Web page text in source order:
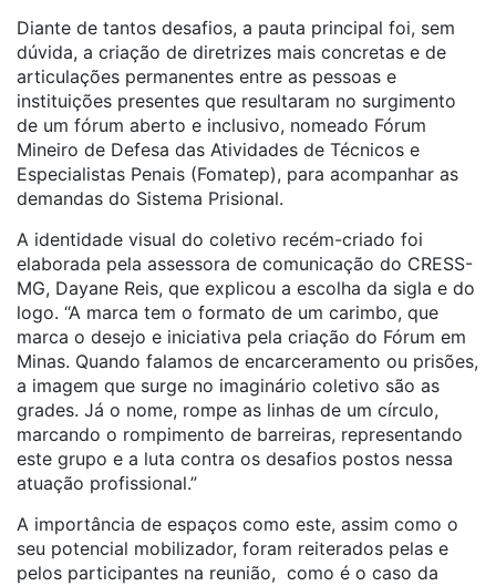
Diante de tantos desafios, a pauta principal foi, sem
dúvida, a criação de diretrizes mais concretas e de
articulações permanentes entre as pessoas e
instituições presentes que resultaram no surgimento
de um fórum aberto e inclusivo, nomeado Fórum
Mineiro de Defesa das Atividades de Técnicos e
Especialistas Penais (Fomatep), para acompanhar as
demandas do Sistema Prisional.
A identidade visual do coletivo recém-criado foi
elaborada pela assessora de comunicação do CRESS-
MG, Dayane Reis, que explicou a escolha da sigla e do
logo. “A marca tem o formato de um carimbo, que
marca o desejo e iniciativa pela criação do Fórum em
Minas. Quando falamos de encarceramento ou prisões,
a imagem que surge no imaginário coletivo são as
grades. Já o nome, rompe as linhas de um círculo,
marcando o rompimento de barreiras, representando
este grupo e a luta contra os desafios postos nessa
atuação profissional.”
A importância de espaços como este, assim como o
seu potencial mobilizador, foram reiterados pelas e
pelos participantes na reunião, como é o caso da